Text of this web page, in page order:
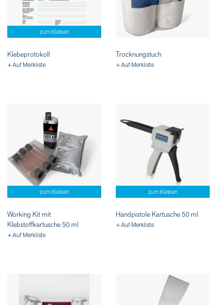
zum Kleben
Klebeprotokoll
+ Auf Merkliste
Trocknungstuch
+ Auf Merkliste
zum Kleben
Working Kit mit
Klebstoffkartusche 50 ml
+ Auf Merkliste
zum Kleben
Handpistole Kartusche 50 ml
+ Auf Merkliste